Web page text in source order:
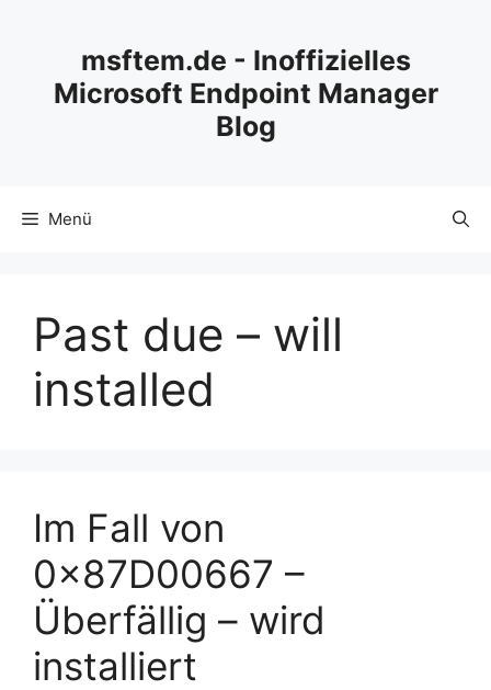
msftem.de - Inoffizielles
Microsoft Endpoint Manager
Blog
Menü
Past due – will
installed
Im Fall von
0×87D00667 –
Überfällig – wird
installiert